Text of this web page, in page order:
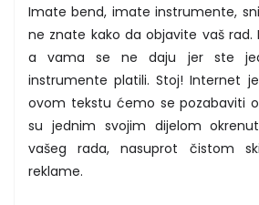
Imate bend, imate instrumente,
ne znate kako da objavite vaš rad.
a vama se ne daju jer ste
instrumente platili. Stoj! Internet
ovom tekstu ćemo se pozabaviti
su jednim svojim dijelom
vašeg rada, nasuprot čistom
reklame.